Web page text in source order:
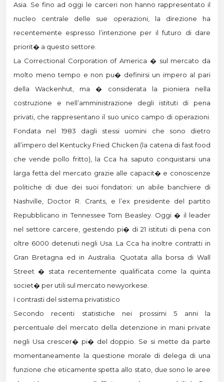
Asia. Se fino ad oggi le carceri non hanno rappresentato il
nucleo centrale delle sue operazioni, la direzione ha
recentemente espresso l’intenzione per il futuro di dare
priorit� a questo settore.
La Correctional Corporation of America � sul mercato da
molto meno tempo e non pu� definirsi un impero al pari
della Wackenhut, ma � considerata la pioniera nella
costruzione e nell’amministrazione degli istituti di pena
privati, che rappresentano il suo unico campo di operazioni.
Fondata nel 1983 dagli stessi uomini che sono dietro
all’impero del Kentucky Fried Chicken (la catena di fast food
che vende pollo fritto), la Cca ha saputo conquistarsi una
larga fetta del mercato grazie alle capacit� e conoscenze
politiche di due dei suoi fondatori: un abile banchiere di
Nashville, Doctor R. Crants, e l’ex presidente del partito
Repubblicano in Tennessee Tom Beasley. Oggi � il leader
nel settore carcere, gestendo pi� di 21 istituti di pena con
oltre 6000 detenuti negli Usa. La Cca ha inoltre contratti in
Gran Bretagna ed in Australia. Quotata alla borsa di Wall
Street � stata recentemente qualificata come la quinta
societ� per utili sul mercato newyorkese.
I contrasti del sistema privatistico
Secondo recenti statistiche nei prossimi 5 anni la
percentuale del mercato della detenzione in mani private
negli Usa crescer� pi� del doppio. Se si mette da parte
momentaneamente la questione morale di delega di una
funzione che eticamente spetta allo stato, due sono le aree